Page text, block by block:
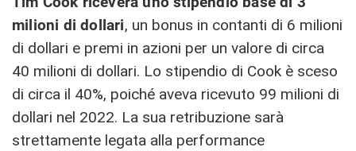
milioni di dollari, un bonus in contanti di 6 milioni
di dollari e premi in azioni per un valore di circa
40 milioni di dollari. Lo stipendio di Cook è sceso
di circa il 40%, poiché aveva ricevuto 99 milioni di
dollari nel 2022. La sua retribuzione sarà
strettamente legata alla performance